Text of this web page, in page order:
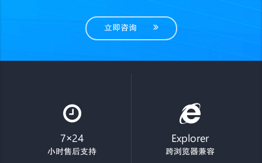
立即咨询
7×24
小时售后支持
Explorer
跨浏览器兼容